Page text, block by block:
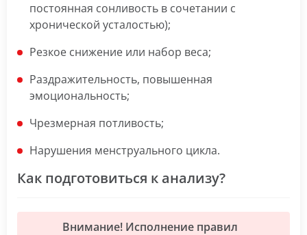
постоянная сонливость в сочетании с
хронической усталостью);
Резкое снижение или набор веса;
Раздражительность, повышенная
эмоциональность;
Чрезмерная потливость;
Нарушения менструального цикла.
Как подготовиться к анализу?
Внимание! Исполнение правил